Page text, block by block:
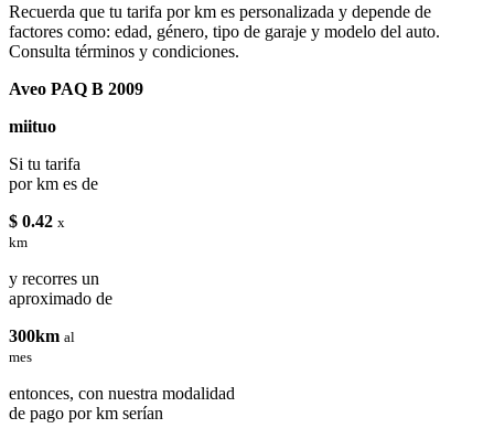
Recuerda que tu tarifa por km es personalizada y depende de
factores como: edad, género, tipo de garaje y modelo del auto.
Consulta términos y condiciones.
Aveo PAQ B 2009
miituo
Si tu tarifa
por km es de
$ 0.42 x
km
y recorres un
aproximado de
300km al
mes
entonces, con nuestra modalidad
de pago por km serían